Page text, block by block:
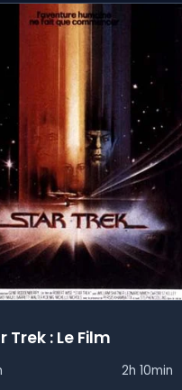
Trek : Le Film
2h 10min